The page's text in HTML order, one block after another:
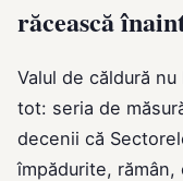
răcească
Valul de căldură
tot: seria de
decenii că
împădurite, rămân,